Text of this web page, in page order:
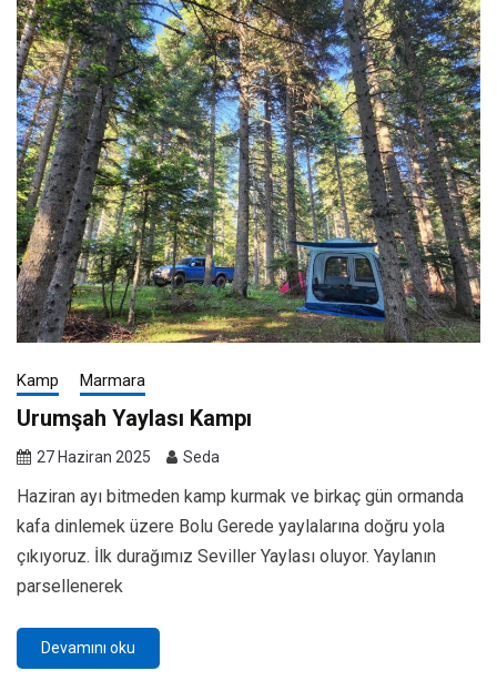
Kamp Marmara
Urumşah Yaylası Kampı
27 Haziran 2025 Seda
Haziran ayı bitmeden kamp kurmak ve birkaç gün ormanda
kafa dinlemek üzere Bolu Gerede yaylalarına doğru yola
çıkıyoruz. İlk durağımız Seviller Yaylası oluyor. Yaylanın
parsellenerek
Devamını oku